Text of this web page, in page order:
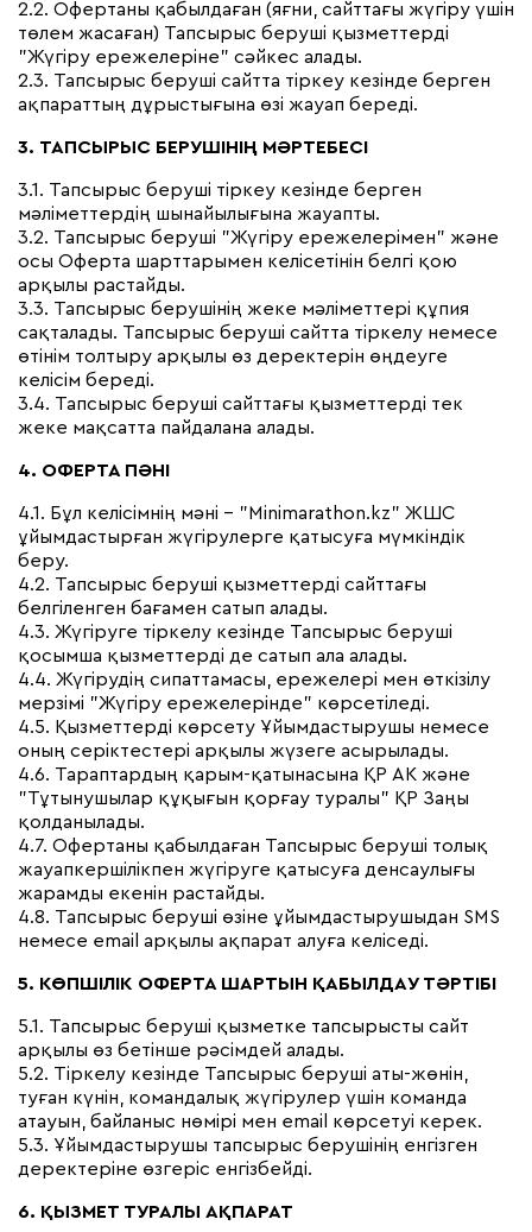
2.2. Офертаны қабылдаған (яғни, сайттағы жүгіру үшін
төлем жасаған) Тапсырыс беруші қызметтерді
"Жүгіру ережелеріне" сәйкес алады.
2.3. Тапсырыс беруші сайтта тіркеу кезінде берген
ақпараттың дұрыстығына өзі жауап береді.
3. ТАПСЫРЫС БЕРУШІНІҢ МӘРТЕБЕСІ
3.1. Тапсырыс беруші тіркеу кезінде берген
мәліметтердің шынайылығына жауапты.
3.2. Тапсырыс беруші "Жүгіру ережелерімен" және
осы Оферта шарттарымен келісетінін белгі қою
арқылы растайды.
3.3. Тапсырыс берушінің жеке мәліметтері құпия
сақталады. Тапсырыс беруші сайтта тіркелу немесе
өтінім толтыру арқылы өз деректерін өңдеуге
келісім береді.
3.4. Тапсырыс беруші сайттағы қызметтерді тек
жеке мақсатта пайдалана алады.
4. ОФЕРТА ПӘНІ
4.1. Бұл келісімнің мәні – "Minimarathon.kz" ЖШС
ұйымдастырған жүгірулерге қатысуға мүмкіндік
беру.
4.2. Тапсырыс беруші қызметтерді сайттағы
белгіленген бағамен сатып алады.
4.3. Жүгіруге тіркелу кезінде Тапсырыс беруші
қосымша қызметтерді де сатып ала алады.
4.4. Жүгірудің сипаттамасы, ережелері мен өткізілу
мерзімі "Жүгіру ережелерінде" көрсетіледі.
4.5. Қызметтерді көрсету Ұйымдастырушы немесе
оның серіктестері арқылы жүзеге асырылады.
4.6. Тараптардың қарым-қатынасына ҚР АК және
"Тұтынушылар құқығын қорғау туралы" ҚР Заңы
қолданылады.
4.7. Офертаны қабылдаған Тапсырыс беруші толық
жауапкершілікпен жүгіруге қатысуға денсаулығы
жарамды екенін растайды.
4.8. Тапсырыс беруші өзіне ұйымдастырушыдан SMS
немесе email арқылы ақпарат алуға келіседі.
5. КӨПШІЛІК ОФЕРТА ШАРТЫН ҚАБЫЛДАУ ТӘРТІБІ
5.1. Тапсырыс беруші қызметке тапсырысты сайт
арқылы өз бетінше рәсімдей алады.
5.2. Тіркелу кезінде Тапсырыс беруші аты-жөнін,
туған күнін, командалық жүгірулер үшін команда
атауын, байланыс нөмірі мен email көрсетуі керек.
5.3. Ұйымдастырушы тапсырыс берушінің енгізген
деректеріне өзгеріс енгізбейді.
6. ҚЫЗМЕТ ТУРАЛЫ АҚПАРАТ